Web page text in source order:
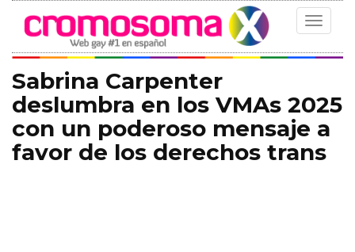
Toggle
Sabrina Carpenter
deslumbra en los VMAs 2025
con un poderoso mensaje a
favor de los derechos trans